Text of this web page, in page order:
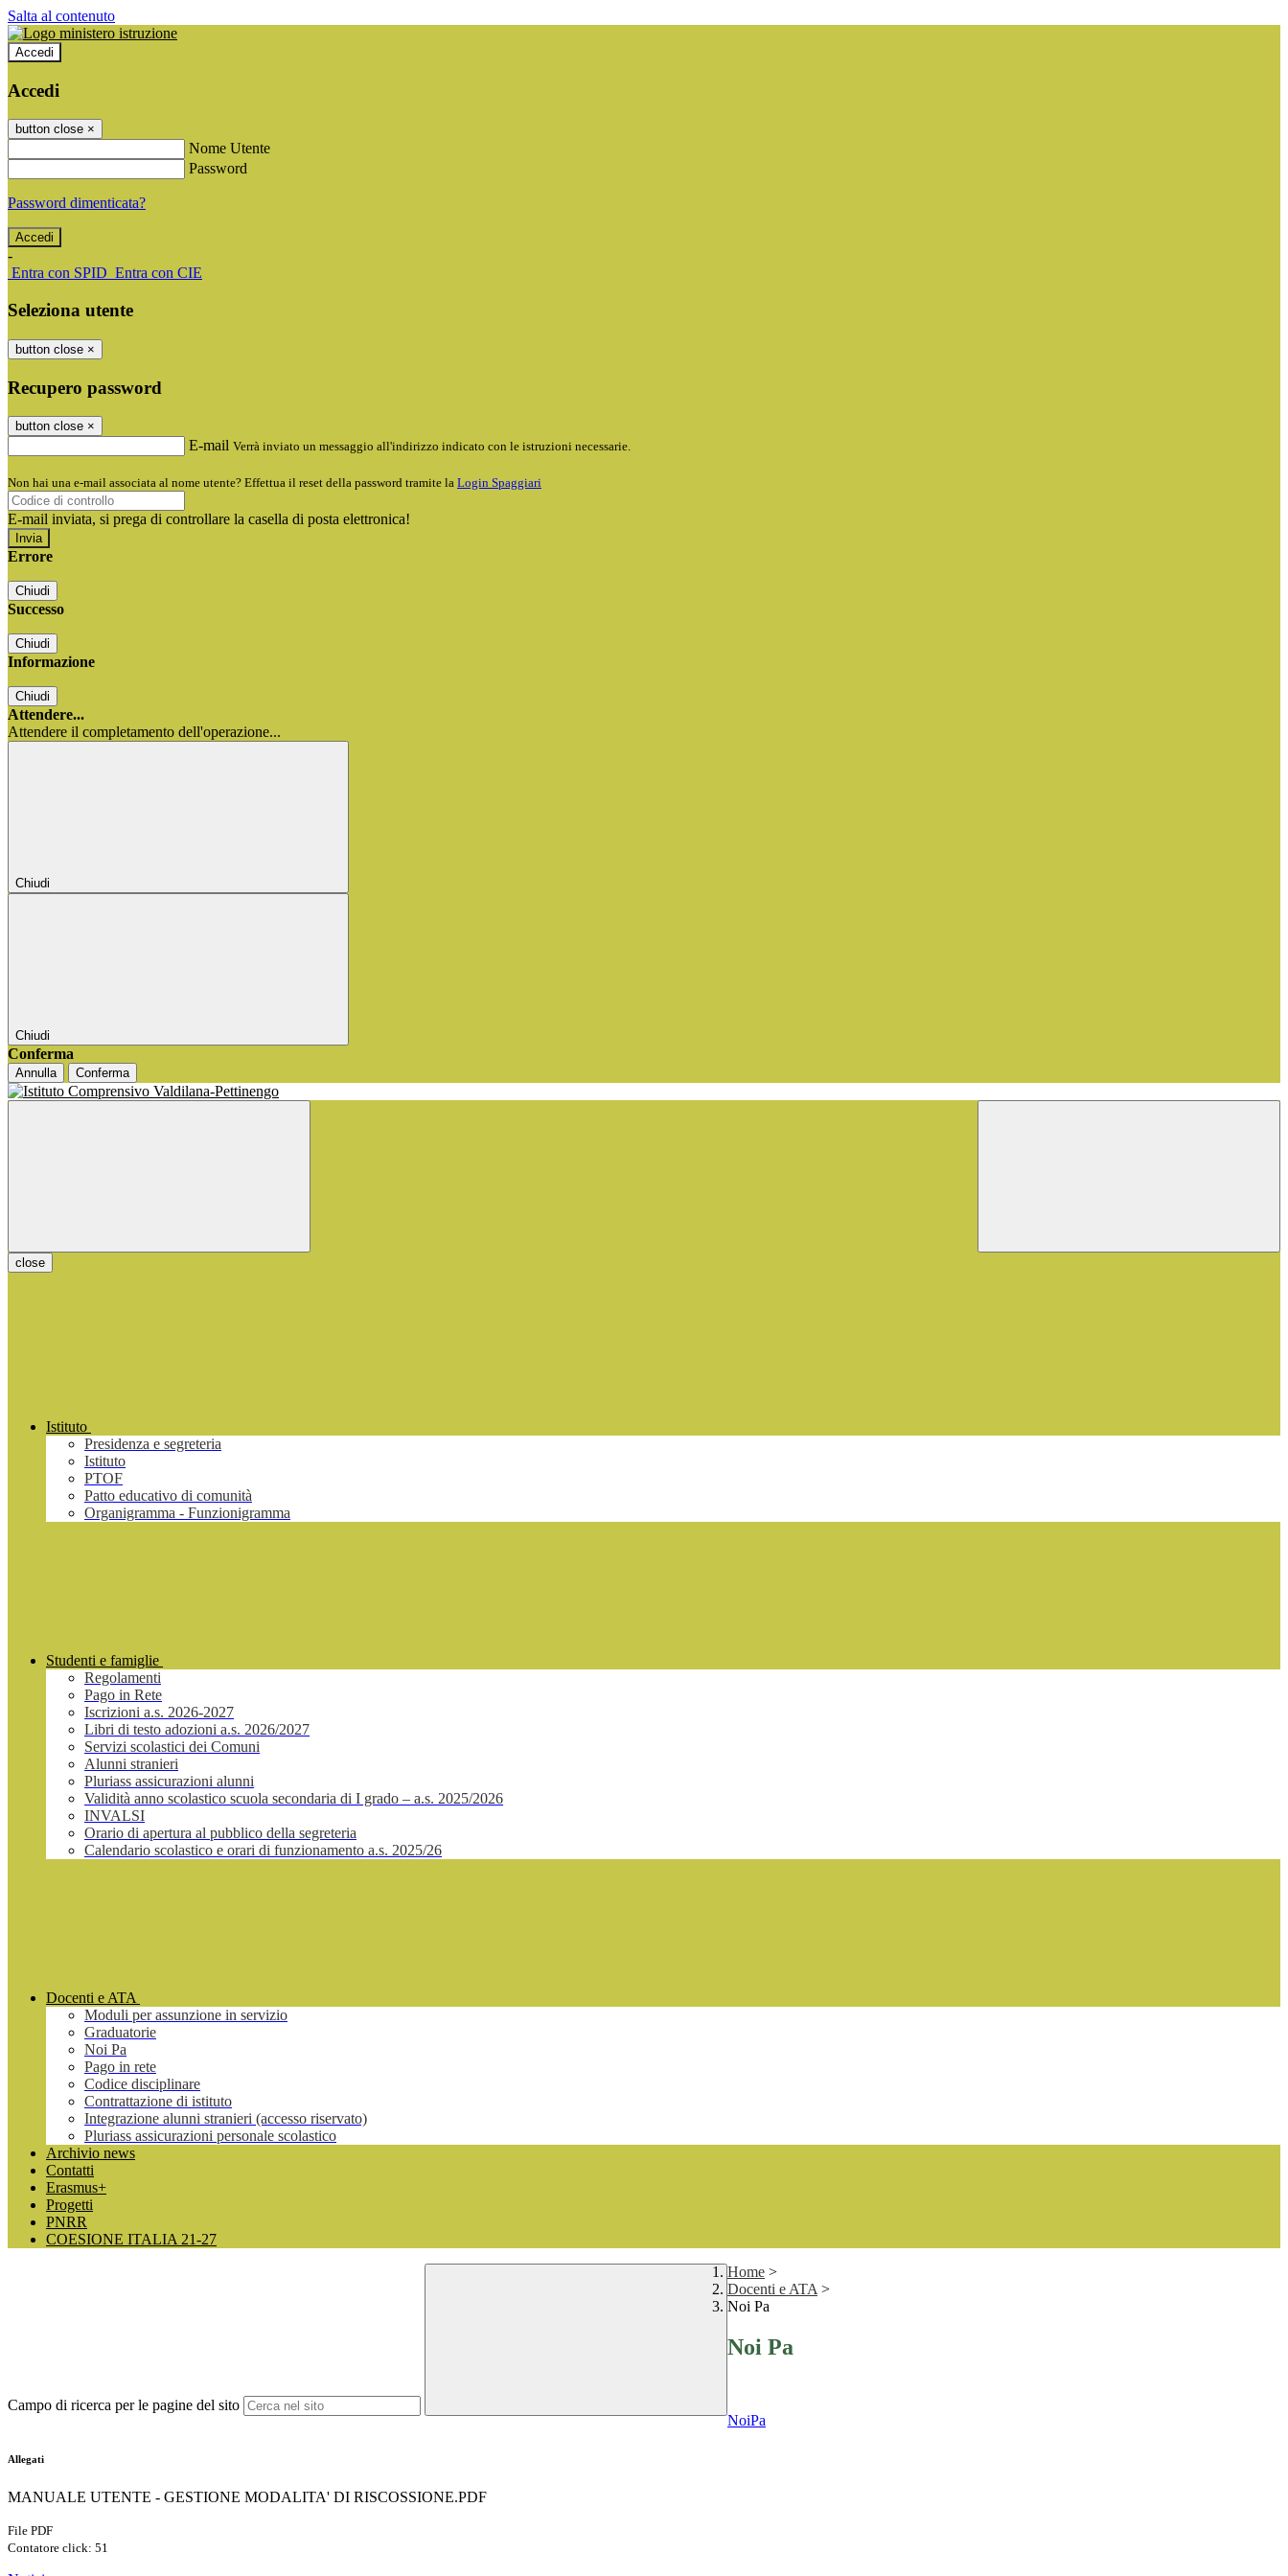
Salta al contenuto
Accedi
Accedi
button close ×
Nome Utente
Password
Password dimenticata?
-
Entra con SPID Entra con CIE
Seleziona utente
button close ×
Recupero password
button close ×
E-mail Verrà inviato un messaggio all'indirizzo indicato con le istruzioni necessarie.
Non hai una e-mail associata al nome utente? Effettua il reset della password tramite la Login Spaggiari
E-mail inviata, si prega di controllare la casella di posta elettronica!
Errore
Chiudi
Successo
Chiudi
Informazione
Chiudi
Attendere...
Attendere il completamento dell'operazione...
Chiudi
Chiudi
Conferma
Annulla Conferma
close
Istituto
Presidenza e segreteria
Istituto
PTOF
Patto educativo di comunità
Organigramma - Funzionigramma
Studenti e famiglie
Regolamenti
Pago in Rete
Iscrizioni a.s. 2026-2027
Libri di testo adozioni a.s. 2026/2027
Servizi scolastici dei Comuni
Alunni stranieri
Pluriass assicurazioni alunni
Validità anno scolastico scuola secondaria di I grado – a.s. 2025/2026
INVALSI
Orario di apertura al pubblico della segreteria
Calendario scolastico e orari di funzionamento a.s. 2025/26
Docenti e ATA
Moduli per assunzione in servizio
Graduatorie
Noi Pa
Pago in rete
Codice disciplinare
Contrattazione di istituto
Integrazione alunni stranieri (accesso riservato)
Pluriass assicurazioni personale scolastico
Archivio news
Contatti
Erasmus+
Progetti
PNRR
COESIONE ITALIA 21-27
Campo di ricerca per le pagine del sito
Home >
Docenti e ATA >
Noi Pa
Noi Pa
NoiPa
Allegati
MANUALE UTENTE - GESTIONE MODALITA' DI RISCOSSIONE.PDF
File PDF
Contatore click: 51